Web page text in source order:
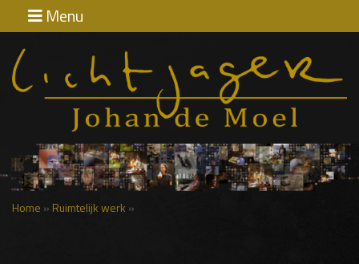
Menu
Home
Exposities
Home » Ruimtelijk werk »